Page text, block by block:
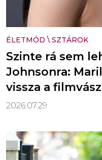
ÉLETMÓD \ SZTÁROK
Szinte rá sem
Johnsonra:
vissza a
2026.07.29.